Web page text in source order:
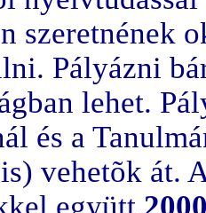
szeretnének
Pályázni
lehet.
és a
vehetõk át.
együtt